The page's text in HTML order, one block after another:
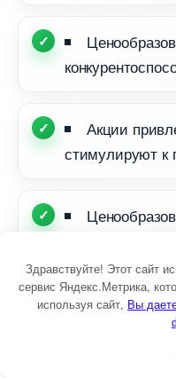
Акции
стимулируют к
ПРОДАЖИ И
КЛИЕНТОВ:
Здравствуйте! Этот сайт
сервис Яндекс.Метрика,
используя сайт, ы даете